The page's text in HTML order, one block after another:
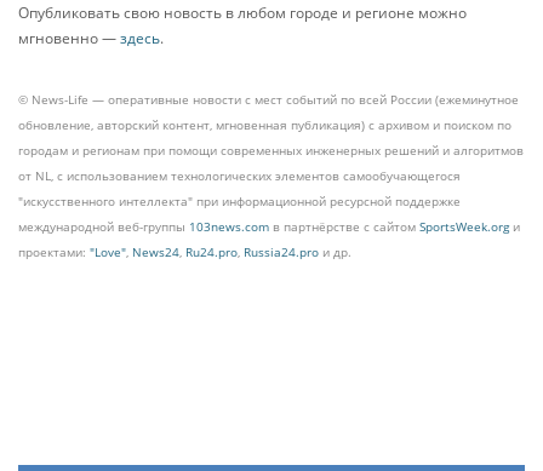
Опубликовать свою новость в любом городе и регионе можно
мгновенно —здесь.
© News-Life — оперативные новости с мест событий по всей России (ежеминутное
обновление, авторский контент, мгновенная публикация) с архивом и поиском по
городам и регионам при помощи современных инженерных решений и алгоритмов
от NL, с использованием технологических элементов самообучающегося
"искусственного интеллекта" при информационной ресурсной поддержке
международной веб-группы 103news.com в партнёрстве с сайтом SportsWeek.orgи
проектами: "Love", News24, Ru24.pro, Russia24.pro и др.